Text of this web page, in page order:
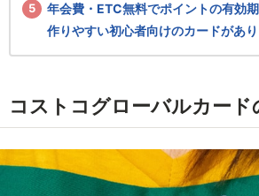
年会費・ETC無料でポイントの有効
作りやすい初心者向けのカードがあ
コストコグローバルカード